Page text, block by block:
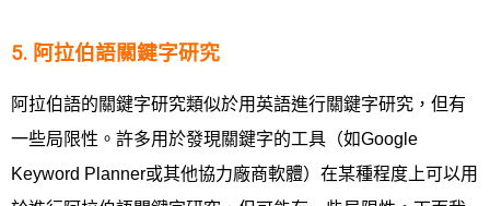
5. 阿拉伯語關鍵字研究
阿拉伯語的關鍵字研究類似於用英語進行關鍵字研究，但有
一些局限性。許多用於發現關鍵字的工具（如Google
Keyword Planner或其他協力廠商軟體）在某種程度上可以用